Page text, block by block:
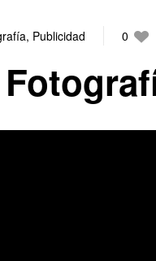
, Publicidad 0